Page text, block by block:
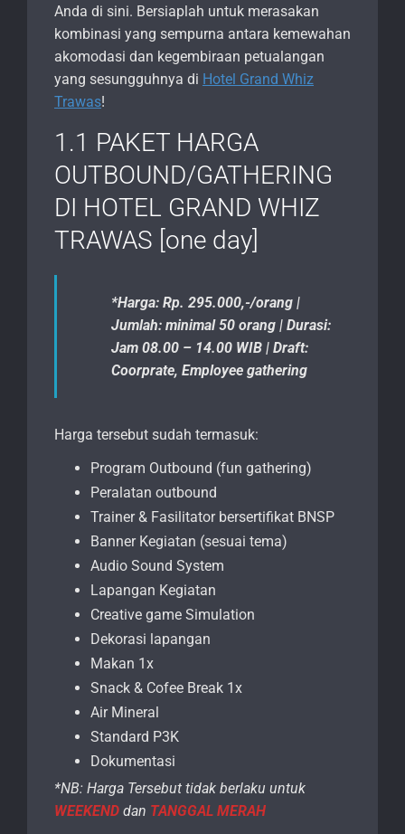
Anda di sini. Bersiaplah untuk merasakan
kombinasi yang sempurna antara kemewahan
akomodasi dan kegembiraan petualangan
yang sesungguhnya di Hotel Grand Whiz
Trawas!
1.1 PAKET HARGA
OUTBOUND/GATHERING
DI HOTEL GRAND WHIZ
TRAWAS [one day]
*Harga: Rp. 295.000,-/orang |
Jumlah: minimal 50 orang | Durasi:
Jam 08.00 – 14.00 WIB | Draft:
Coorprate, Employee gathering
Harga tersebut sudah termasuk:
Program Outbound (fun gathering)
Peralatan outbound
Trainer & Fasilitator bersertifikat BNSP
Banner Kegiatan (sesuai tema)
Audio Sound System
Lapangan Kegiatan
Creative game Simulation
Dekorasi lapangan
Makan 1x
Snack & Cofee Break 1x
Air Mineral
Standard P3K
Dokumentasi
*NB: Harga Tersebut tidak berlaku untuk
WEEKEND dan TANGGAL MERAH